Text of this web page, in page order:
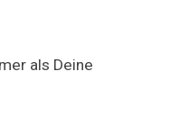
als Deine